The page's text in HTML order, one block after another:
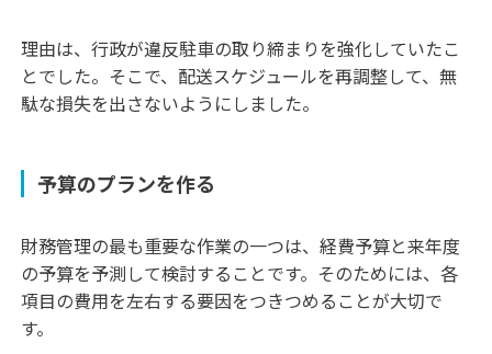
理由は、行政が違反駐車の取り締まりを強化していたこ
とでした。そこで、配送スケジュールを再調整して、無
駄な損失を出さないようにしました。
予算のプランを作る
財務管理の最も重要な作業の一つは、経費予算と来年度
の予算を予測して検討することです。そのためには、各
項目の費用を左右する要因をつきつめることが大切で
す。